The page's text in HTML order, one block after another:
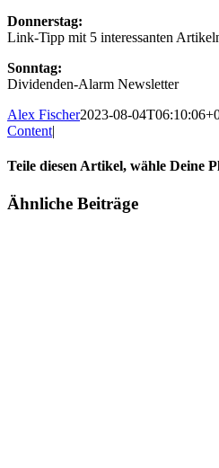
Donnerstag:
Link-Tipp mit 5 interessanten
Sonntag:
Dividenden-Alarm Newsletter
Alex Fischer2023-08-
Content|
Teile diesen Artikel, wähle Deine
Facebook
Twitter
Reddit
LinkedIn
Tumblr
Pinterest
Vk
E-
Ähnliche Beiträge